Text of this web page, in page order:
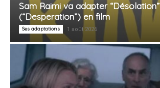
Sam Raimi va adapter “Désolation”
(“Desperation”) en film
Ses adaptations 1 août 2026